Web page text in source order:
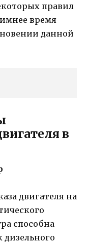
правил
время
данной
в
двигателя на
способна
дизельного